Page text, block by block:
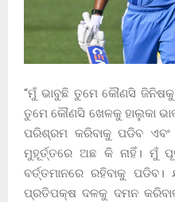
“ମୁଁ ଭାବୁଛି ତୁମେ କୌଣସି ଜିନିଷକୁ
ତୁମେ କୌଣସି ଖେଳକୁ ହାଲୁକା
ପରିଶ୍ରମ କରିବାକୁ ପଡିବ
ମୁହୂର୍ତ୍ତରେ ଅଛ କି ନାହିଁ। ମୁଁ
ବର୍ତ୍ତମାନରେ ରହିବାକୁ
ପ୍ରତିପକ୍ଷ ଦଳକୁ ଦମନ